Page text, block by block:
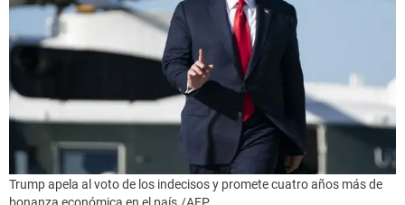
Trump apela al voto de los indecisos y promete cuatro años más de
bonanza económica en el país./AFP.